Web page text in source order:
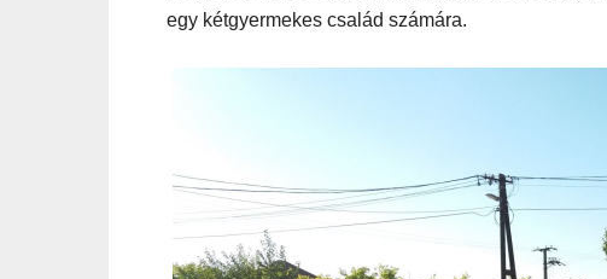
egy kétgyermekes család számára.